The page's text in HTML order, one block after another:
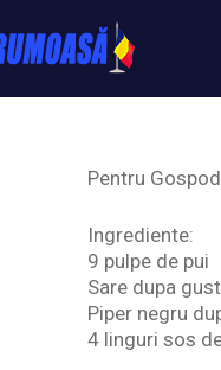
Pentru
Ingrediente:
9 pulpe de pui
Sare dupa gust
Piper negru
4 linguri sos